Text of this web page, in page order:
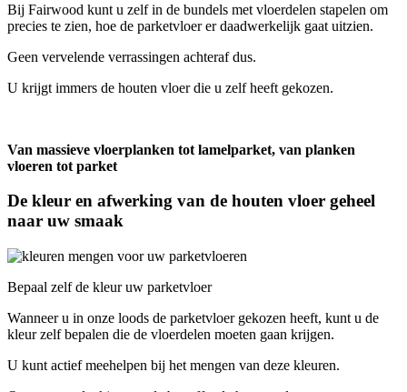
Bij Fairwood kunt u zelf in de bundels met vloerdelen stapelen om
precies te zien, hoe de parketvloer er daadwerkelijk gaat uitzien.
Geen vervelende verrassingen achteraf dus.
U krijgt immers de houten vloer die u zelf heeft gekozen.
Van massieve vloerplanken tot lamelparket, van planken
vloeren tot parket
De kleur en afwerking van de houten vloer geheel
naar uw smaak
Bepaal zelf de kleur uw parketvloer
Wanneer u in onze loods de parketvloer gekozen heeft, kunt u de
kleur zelf bepalen die de vloerdelen moeten gaan krijgen.
U kunt actief meehelpen bij het mengen van deze kleuren.